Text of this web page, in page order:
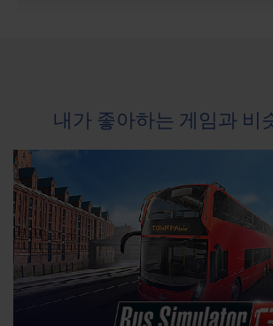
내가 좋아하는 게임과 비